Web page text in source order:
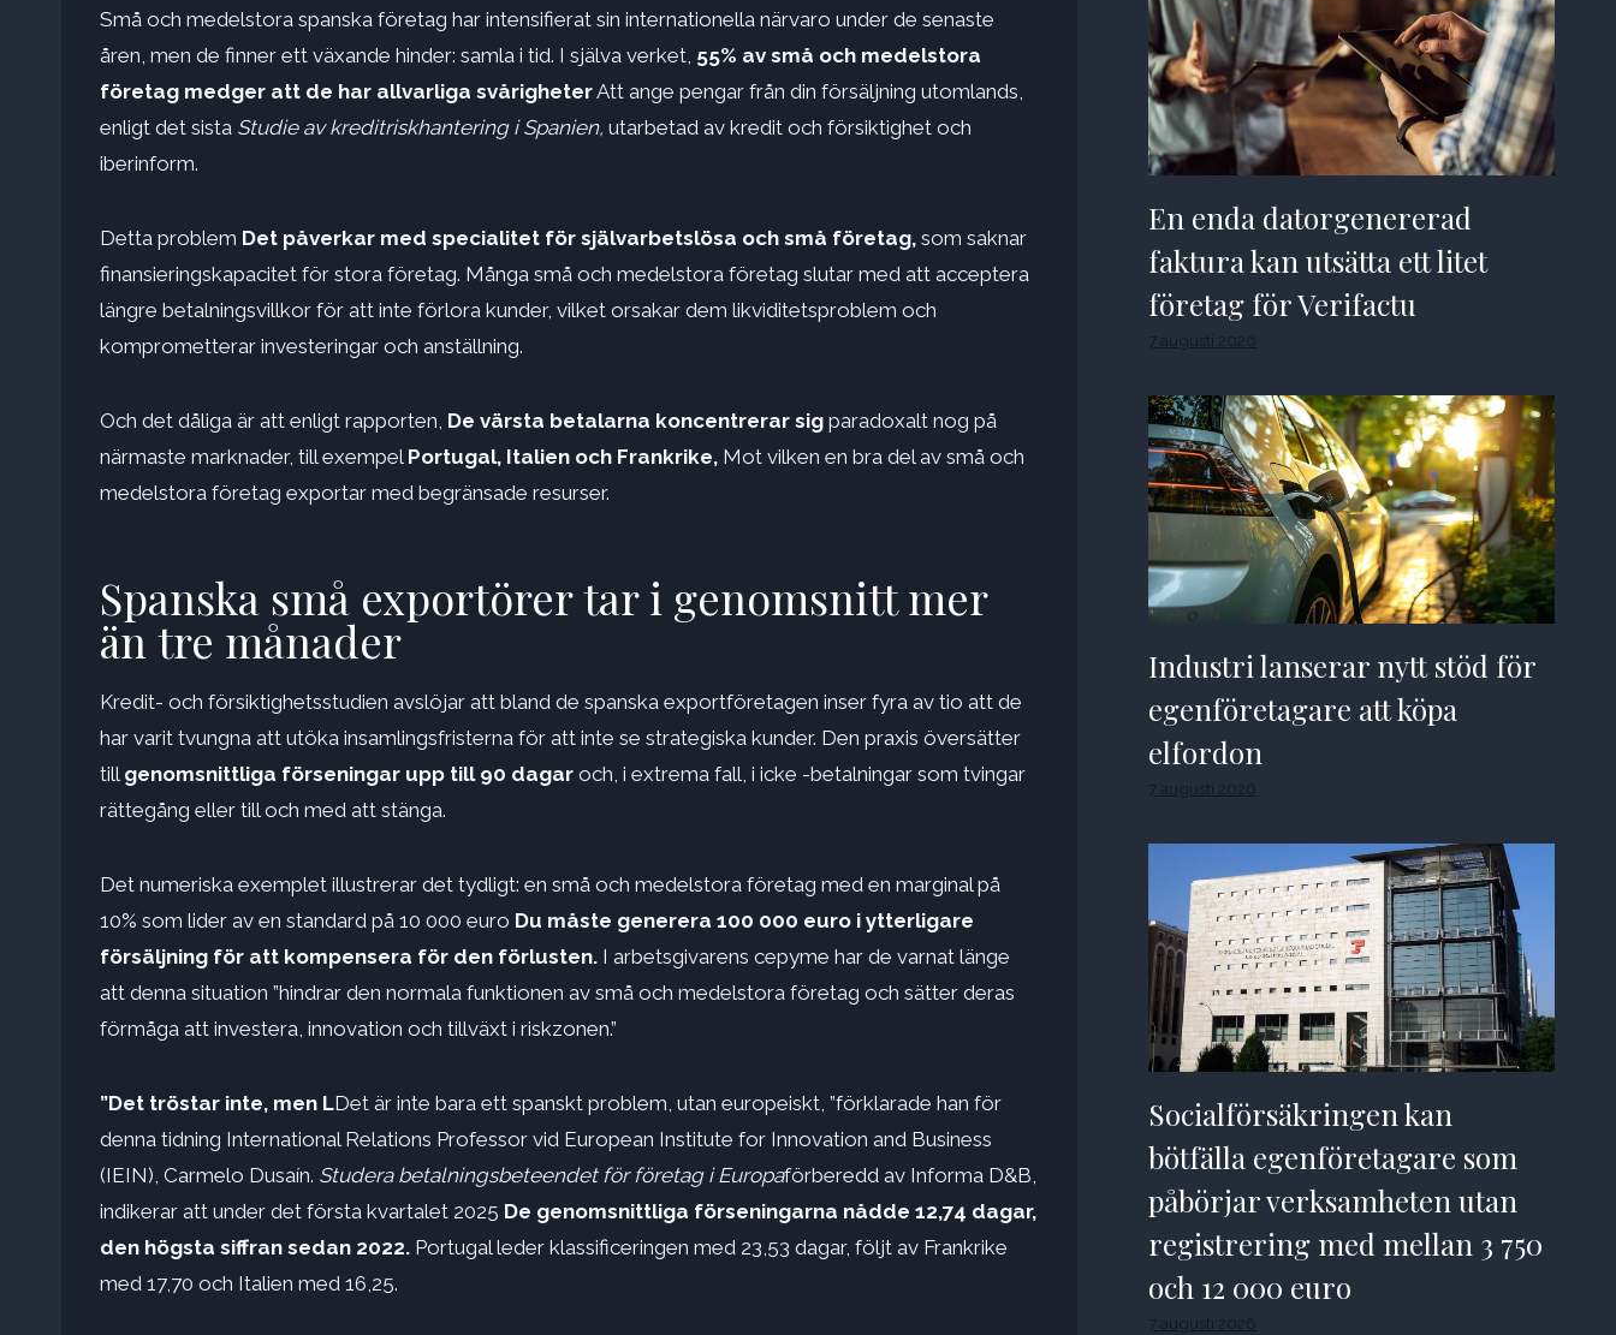
Små och medelstora spanska företag har intensifierat sin internationella närvaro under de senaste
åren, men de finner ett växande hinder: samla i tid. I själva verket, 55% av små och medelstora
företag medger att de har allvarliga svårigheterAtt ange pengar från din försäljning utomlands,
enligt det sista Studie av kreditriskhantering i Spanien, utarbetad av kredit och försiktighet och
iberinform.
Detta problem Det påverkar med specialitet för självarbetslösa och små företag, som saknar
finansieringskapacitet för stora företag. Många små och medelstora företag slutar med att acceptera
längre betalningsvillkor för att inte förlora kunder, vilket orsakar dem likviditetsproblem och
komprometterar investeringar och anställning.
Och det dåliga är att enligt rapporten, De värsta betalarna koncentrerar sig paradoxalt nog på
närmaste marknader, till exempel Portugal, Italien och Frankrike, Mot vilken en bra del av små och
medelstora företag exportar med begränsade resurser.
Spanska små exportörer tar i genomsnitt mer
än tre månader
Kredit- och försiktighetsstudien avslöjar att bland de spanska exportföretagen inser fyra av tio att de
har varit tvungna att utöka insamlingsfristerna för att inte se strategiska kunder. Den praxis översätter
till genomsnittliga förseningar upp till 90 dagar och, i extrema fall, i icke -betalningar som tvingar
rättegång eller till och med att stänga.
Det numeriska exemplet illustrerar det tydligt: en små och medelstora företag med en marginal på
10% som lider av en standard på 10 000 euro Du måste generera 100 000 euro i ytterligare
försäljning för att kompensera för den förlusten. I arbetsgivarens cepyme har de varnat länge
att denna situation ”hindrar den normala funktionen av små och medelstora företag och sätter deras
förmåga att investera, innovation och tillväxt i riskzonen.”
”Det tröstar inte, men LDet är inte bara ett spanskt problem, utan europeiskt, ”förklarade han för
denna tidning International Relations Professor vid European Institute for Innovation and Business
(IEIN), Carmelo Dusaín. Studera betalningsbeteendet för företag i Europaförberedd av Informa D&B,
indikerar att under det första kvartalet 2025 De genomsnittliga förseningarna nådde 12,74 dagar,
den högsta siffran sedan 2022. Portugal leder klassificeringen med 23,53 dagar, följt av Frankrike
med 17,70 och Italien med 16,25.
En enda datorgenererad
faktura kan utsätta ett litet
företag för Verifactu
7 augusti 2026
Industri lanserar nytt stöd för
egenföretagare att köpa
elfordon
7 augusti 2026
Socialförsäkringen kan
bötfälla egenföretagare som
påbörjar verksamheten utan
registrering med mellan 3 750
och 12 000 euro
7 augusti 2026